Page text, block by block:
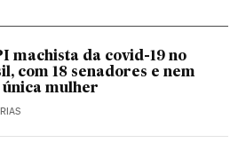
machista da covid-19 no
com 18 senadores e nem
única mulher